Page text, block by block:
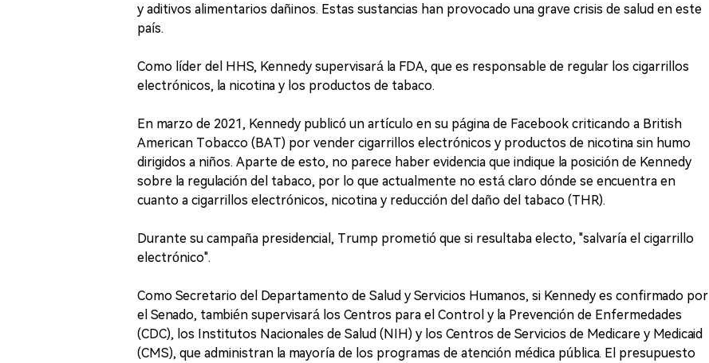
y aditivos alimentarios dañinos. Estas sustancias han provocado una grave crisis de salud en este
país.
Como líder del HHS, Kennedy supervisará la FDA, que es responsable de regular los cigarrillos
electrónicos, la nicotina y los productos de tabaco.
En marzo de 2021, Kennedy publicó un artículo en su página de Facebook criticando a British
American Tobacco (BAT) por vender cigarrillos electrónicos y productos de nicotina sin humo
dirigidos a niños. Aparte de esto, no parece haber evidencia que indique la posición de Kennedy
sobre la regulación del tabaco, por lo que actualmente no está claro dónde se encuentra en
cuanto a cigarrillos electrónicos, nicotina y reducción del daño del tabaco (THR).
Durante su campaña presidencial, Trump prometió que si resultaba electo, "salvaría el cigarrillo
electrónico".
Como Secretario del Departamento de Salud y Servicios Humanos, si Kennedy es confirmado por
el Senado, también supervisará los Centros para el Control y la Prevención de Enfermedades
(CDC), los Institutos Nacionales de Salud (NIH) y los Centros de Servicios de Medicare y Medicaid
(CMS), que administran la mayoría de los programas de atención médica pública. El presupuesto